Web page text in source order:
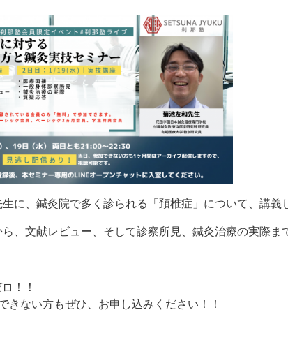
に、鍼灸院で多く診られる「頚椎症」について、講義
文献レビュー、そして診察所見、鍼灸治療の実際ま
！！
ない方もぜひ、お申し込みください！！